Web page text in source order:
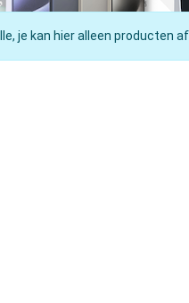
je kan hier alleen producten